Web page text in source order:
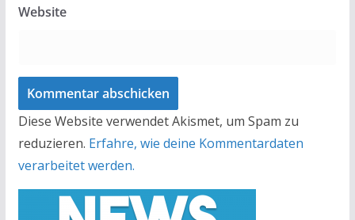
Website
Diese Website verwendet Akismet, um Spam zu
reduzieren. Erfahre, wie deine Kommentardaten
verarbeitet werden.